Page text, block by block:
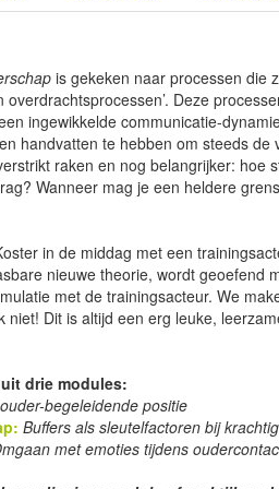
is gekeken naar processen die
Deze
ingewikkelde communicatie-
handvatten te hebben om steeds de
raken en nog belangrijker: hoe
Wanneer mag je een heldere
in de middag met een
nieuwe theorie, wordt geoefend
met de trainingsacteur. We
Dit is altijd een erg leuke,
drie modules:
begeleidende positie
Buffers als sleutelfactoren bij
met emoties tijdens